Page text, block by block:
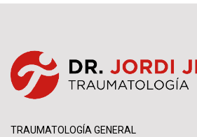
TRAUMATOLOGÍA GENERAL